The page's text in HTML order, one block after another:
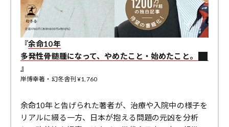
『余命10年
多発性骨髄腫になって、やめたこと・始めたこと。
』
岸博幸著・幻冬舎刊 ¥1,760
余命10年と告げられた著者が、治療や入院中の様子を
リアルに綴る一方、日本が抱える問題の元凶を分析